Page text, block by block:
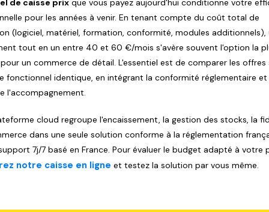
pour les années à venir. En tenant compte du coût total de
(logiciel, matériel, formation, conformité, modules additionnels),
tout en un entre 40 et 60 €/mois s'avère souvent l'option la
un commerce de détail. L'essentiel est de comparer les offres
fonctionnel identique, en intégrant la conformité réglementaire et
l'accompagnement.
cloud regroupe l'encaissement, la gestion des stocks, la
dans une seule solution conforme à la réglementation
7j/7 basé en France. Pour évaluer le budget adapté à votre
notre caisse en ligne et testez la solution par vous même.